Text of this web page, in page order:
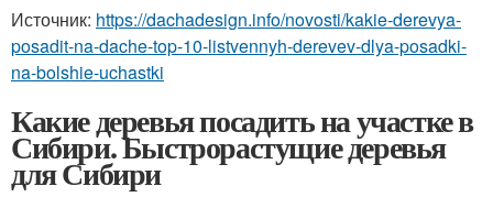
Источник: https://dachadesign.info/novosti/kakie-derevya-
posadit-na-dache-top-10-listvennyh-derevev-dlya-posadki-
na-bolshie-uchastki
Какие деревья посадить на участке в
Сибири. Быстрорастущие деревья
для Сибири